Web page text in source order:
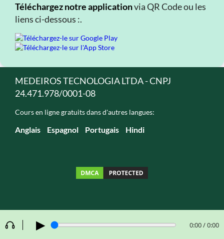
▶ 0:00 / 0:00
Téléchargez notre applicationvia QR Code ou les
liens ci-dessous :.
MEDEIROS TECNOLOGIA LTDA - CNPJ
24.471.978/0001-08
Cours en ligne gratuits dans d'autres langues:
Anglais Espagnol Portugais Hindi